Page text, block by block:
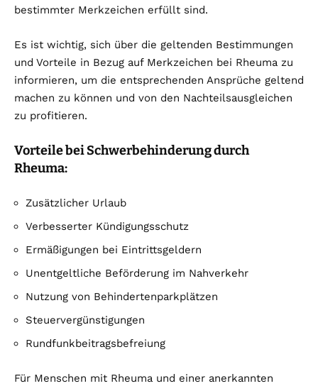
bestimmter Merkzeichen erfüllt sind.
Es ist wichtig, sich über die geltenden Bestimmungen
und Vorteile in Bezug auf Merkzeichen bei Rheuma zu
informieren, um die entsprechenden Ansprüche geltend
machen zu können und von den Nachteilsausgleichen
zu profitieren.
Vorteile bei Schwerbehinderung durch
Rheuma:
Zusätzlicher Urlaub
Verbesserter Kündigungsschutz
Ermäßigungen bei Eintrittsgeldern
Unentgeltliche Beförderung im Nahverkehr
Nutzung von Behindertenparkplätzen
Steuervergünstigungen
Rundfunkbeitragsbefreiung
Für Menschen mit Rheuma und einer anerkannten